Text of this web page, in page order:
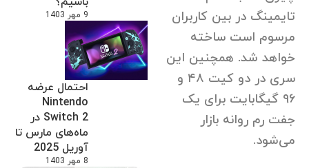
9 مهر 1403
احتمال عرضه
Nintendo
Switch 2 در
ماه‌های مارس تا
آوریل 2025
8 مهر 1403
تایمینگ در بین کاربران
مرسوم است ساخته
خواهد شد. همچنین این
سری در دو کیت ۴٨ و
٩۶ گیگابایت برای یک
جفت رم روانه بازار
می‌شود.